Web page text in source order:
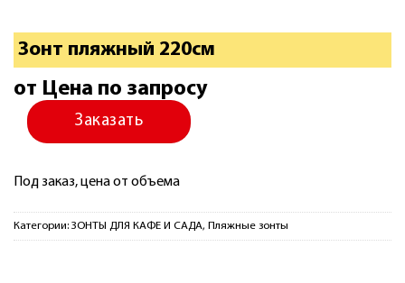
Зонт пляжный 220см
от Цена по запросу
Заказать
Под заказ, цена от объема
Категории: ЗОНТЫ ДЛЯ КАФЕ И САДА, Пляжные зонты